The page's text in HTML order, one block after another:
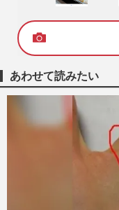
あわせて読みたい